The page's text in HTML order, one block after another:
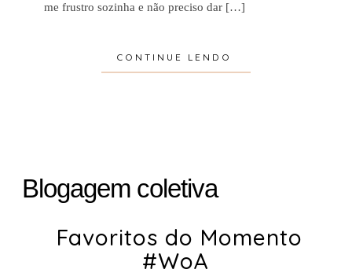
me frustro sozinha e não preciso dar […]
CONTINUE LENDO
Blogagem coletiva
Favoritos do Momento
#WoA